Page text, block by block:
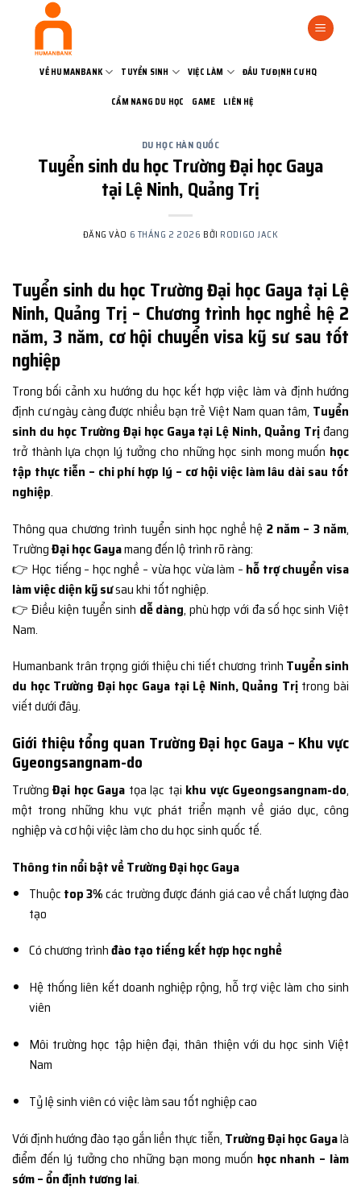
VỀ HUMANBANK TUYỂN SINH VIỆC LÀM ĐẦU TƯ ĐỊNH CƯ HQ
CẨM NANG DU HỌC GAME LIÊN HỆ
DU HỌC HÀN QUỐC
Tuyển sinh du học Trường Đại học Gaya
tại Lệ Ninh, Quảng Trị
ĐĂNG VÀO 6 THÁNG 2 2026 BỞI RODIGO JACK
Tuyển sinh du học Trường Đại học Gaya tại Lệ
Ninh, Quảng Trị – Chương trình học nghề hệ 2
năm, 3 năm, cơ hội chuyển visa kỹ sư sau tốt
nghiệp
Trong bối cảnh xu hướng du học kết hợp việc làm và định hướng
định cư ngày càng được nhiều bạn trẻ Việt Nam quan tâm, Tuyển
sinh du học Trường Đại học Gaya tại Lệ Ninh, Quảng Trịđang
trở thành lựa chọn lý tưởng cho những học sinh mong muốn học
tập thực tiễn – chi phí hợp lý – cơ hội việc làm lâu dài sau tốt
nghiệp.
Thông qua chương trình tuyển sinh học nghề hệ 2 năm – 3 năm,
TrườngĐại học Gayamang đến lộ trình rõ ràng:
👉 Học tiếng – học nghề – vừa học vừa làm – hỗ trợ chuyển visa
làm việc diện kỹ sưsau khi tốt nghiệp.
👉 Điều kiện tuyển sinh dễ dàng, phù hợp với đa số học sinh Việt
Nam.
Humanbank trân trọng giới thiệu chi tiết chương trình Tuyển sinh
du học Trường Đại học Gaya tại Lệ Ninh, Quảng Trịtrong bài
viết dưới đây.
Giới thiệu tổng quan Trường Đại học Gaya – Khu vực
Gyeongsangnam-do
TrườngĐại học Gaya tọa lạc tại khu vực Gyeongsangnam-do,
một trong những khu vực phát triển mạnh về giáo dục, công
nghiệp và cơ hội việc làm cho du học sinh quốc tế.
Thông tin nổi bật về Trường Đại học Gaya
Thuộc top 3%các trường được đánh giá cao về chất lượng đào
tạo
Có chương trìnhđào tạo tiếng kết hợp học nghề
Hệ thống liên kết doanh nghiệp rộng, hỗ trợ việc làm cho sinh
viên
Môi trường học tập hiện đại, thân thiện với du học sinh Việt
Nam
Tỷ lệ sinh viên có việc làm sau tốt nghiệp cao
Với định hướng đào tạo gắn liền thực tiễn, Trường Đại học Gayalà
điểm đến lý tưởng cho những bạn mong muốn học nhanh – làm
sớm – ổn định tương lai.